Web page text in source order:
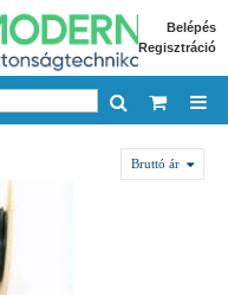
Belépés
Regisztráció
Bruttó ár